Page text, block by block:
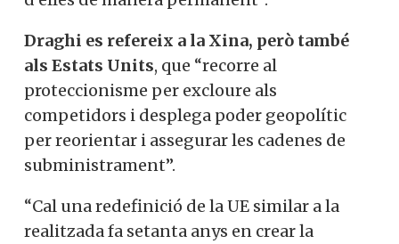
Draghi es refereix a la Xina, però també
als Estats Units, que “recorre al
proteccionisme per excloure als
competidors i desplega poder geopolític
per reorientar i assegurar les cadenes de
subministrament”.
“Cal una redefinició de la UE similar a la
realitzada fa setanta anys en crear la